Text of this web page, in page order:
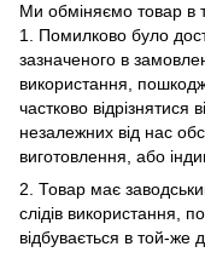
Ми обміняємо товар в
1. Помилково було
зазначеного в
використання,
частково відрізнятися
незалежних від нас
виготовлення, або
2. Товар має
слідів використання,
відбувається в той-же